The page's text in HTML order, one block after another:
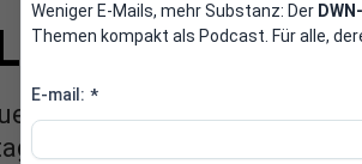
Rekordtief abgesenkt. Er
mitteilte. Der Schritt war
Weniger E-Mails, mehr Substanz: Der
Themen kompakt als Podcast. Für alle,
E-mail: *